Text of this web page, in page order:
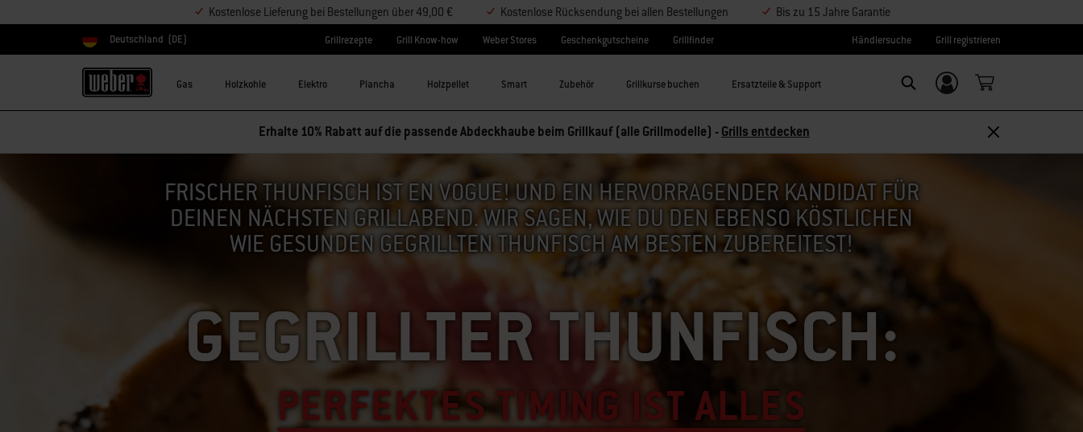
Kostenlose Lieferung bei Bestellungen über 49,00 € Kostenlose Rücksendung bei allen Bestellungen Bis zu 15 Jahre Garantie
Land auswählen
Deutschland (DE) Grillrezepte Grill Know-how Weber Stores Geschenkgutscheine Grillfinder Händlersuche Grill registrieren
Gas Holzkohle Elektro Plancha Holzpellet Smart Zubehör Grillkurse buchen Ersatzteile & Support
Einloggen/
Weber-ID
Erhalte 10% Rabatt auf die passende Abdeckhaube beim Grillkauf (alle Grillmodelle) - Grills entdecken
FRISCHER THUNFISCH IST EN VOGUE! UND EIN HERVORRAGENDER KANDIDAT FÜR
DEINEN NÄCHSTEN GRILLABEND. WIR SAGEN, WIE DU DEN EBENSO KÖSTLICHEN
WIE GESUNDEN GEGRILLTEN THUNFISCH AM BESTEN ZUBEREITEST!
GEGRILLTER THUNFISCH:
PERFEKTES TIMING IST ALLES